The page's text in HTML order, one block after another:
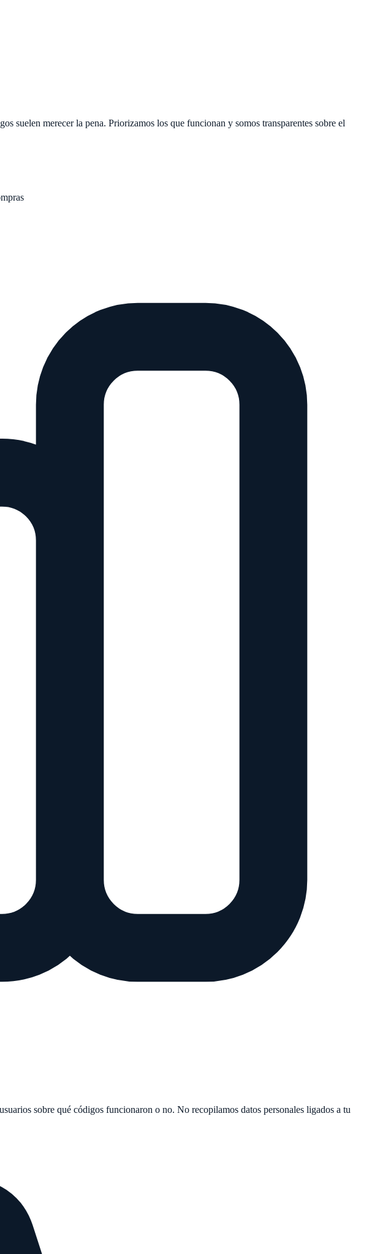
suelen merecer la pena. Priorizamos los que funcionan y somos transparentes sobre el
sobre qué códigos funcionaron o no. No recopilamos datos personales ligados a tu